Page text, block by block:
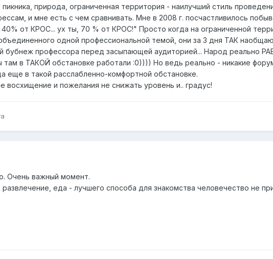
природа, ограниченная территория - наилучший стиль
и мне есть с чем сравнивать. Мне в 2008 г. посчастливилось
от КРОС... ух ты, 70 % от КРОС!" Просто когда на ограниченной
одной профессиональной темой, они за 3 дня ТАК
бубнеж профессора перед засыпающей аудиторией... Народ реально
там в ТАКОЙ обстановке работали :0)))) Но ведь реально - никакие
еще в такой расслабленно-комфортной обстановке.
восхищение и пожелания не снижать уровень и.. градус!
Очень важный момент.
развлечение, еда - лучшего способа для знакомства человечество не